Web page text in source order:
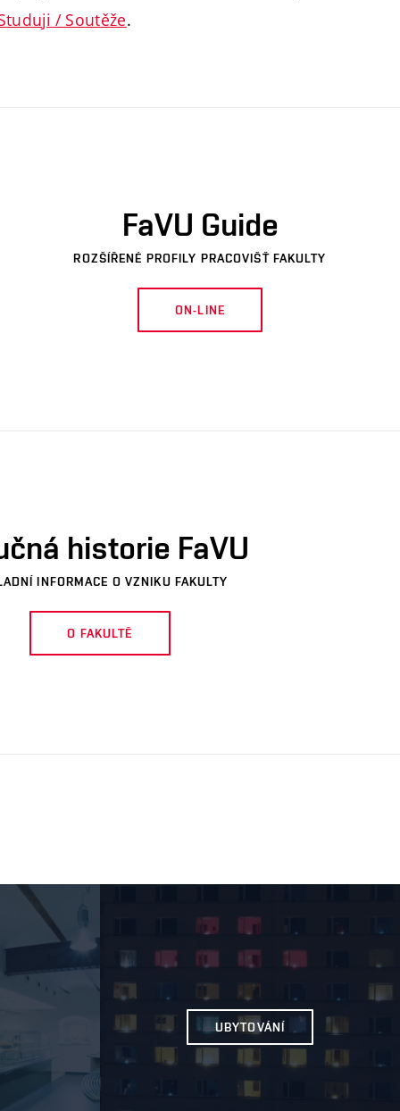
/ Soutěže.
FaVU Guide
ROZŠÍŘENÉ PROFILY PRACOVIŠŤ FAKULTY
ON-LINE
historie FaVU
INFORMACE O VZNIKU FAKULTY
O FAKULTĚ
UBYTOVÁNÍ